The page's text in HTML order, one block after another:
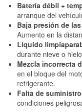
Batería débil +
arranque del
Baja presión de
Aumento en la
Líquido
durante nieve o
Mezcla incorrecta
en el bloque del
refrigerante.
Falta de
condiciones